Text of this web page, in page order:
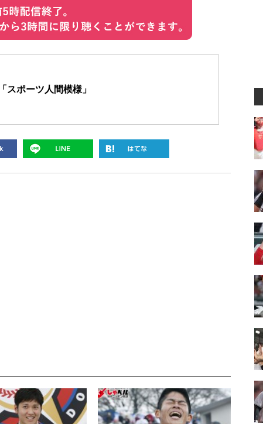
スポーツ人間模様」